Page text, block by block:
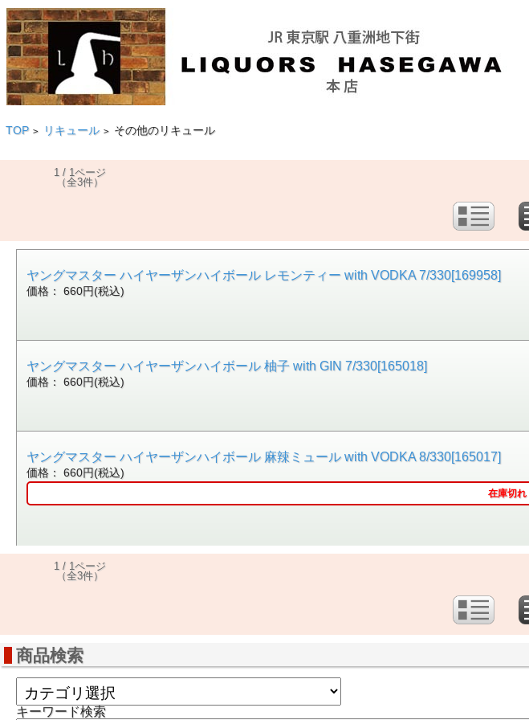
TOP > リキュール > その他のリキュール
1 / 1ページ
（全3件）
ヤングマスター ハイヤーザンハイボール レモンティー with VODKA 7/330[169958]
価格： 660円(税込)
ヤングマスター ハイヤーザンハイボール 柚子 with GIN 7/330[165018]
価格： 660円(税込)
ヤングマスター ハイヤーザンハイボール 麻辣ミュール with VODKA 8/330[165017]
価格： 660円(税込)
在庫切れ
1 / 1ページ
（全3件）
商品検索
キーワード検索